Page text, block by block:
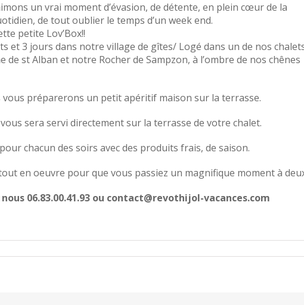
un vrai moment d’évasion, de détente, en plein cœur de la
de tout oublier le temps d’un week end.
petite Lov’Box!!
et 3 jours dans notre village de gîtes/ Logé dans un de nos
st Alban et notre Rocher de Sampzon, à l’ombre de nos chênes
vous préparerons un petit apéritif maison sur la terrasse.
sera servi directement sur la terrasse de votre chalet.
chacun des soirs avec des produits frais, de saison.
en oeuvre pour que vous passiez un magnifique moment à
06.83.00.41.93 ou contact@revothijol-vacances.com